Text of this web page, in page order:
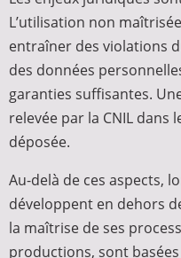
L’utilisation non
entraîner des violations
des données
garanties suffisantes.
relevée par la CNIL dans
déposée.
Au-delà de ces aspects,
développent en dehors
la maîtrise de ses
productions, sont